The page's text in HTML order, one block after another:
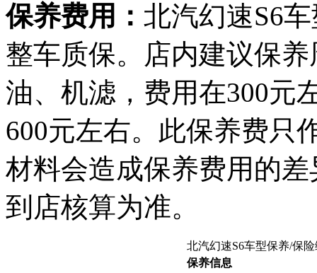
保养费用： 北汽幻速S6
整车质保。店内建议保
油、机滤，费用在300元
600元左右。此保养费只
材料会造成保养费用的
到店核算为准。
北汽幻速S6车型保养/保
保养信息